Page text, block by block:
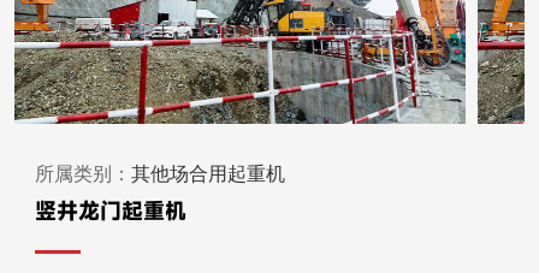
所属类别： 其他场合用起重机
竖井龙门起重机